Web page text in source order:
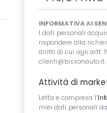
INFORMATIVA AI
I dati personali
rispondere alla
diritti di cui agli artt.
clienti@bissonauto.it.
Attività di
Letta e compresa l’
miei dati personali